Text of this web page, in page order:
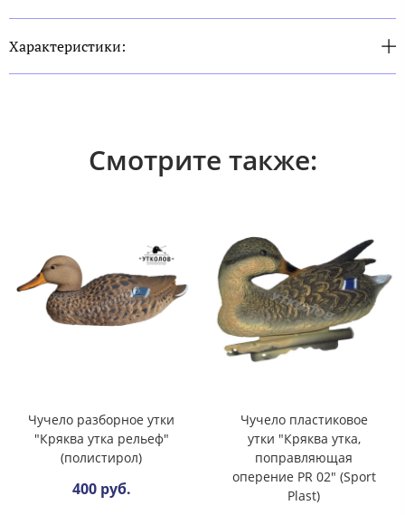
Характеристики:
Смотрите также:
Чучело разборное утки
"Кряква утка рельеф"
(полистирол)
400 руб.
Чучело пластиковое
утки "Кряква утка,
поправляющая
оперение PR 02" (Sport
Plast)